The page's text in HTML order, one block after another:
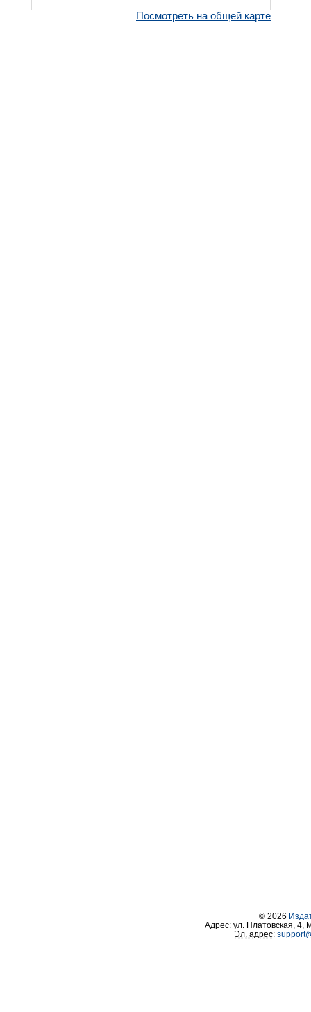
Посмотреть на общей карте
© 2026
Адрес: ул. Платовская, 4
Эл. адрес: